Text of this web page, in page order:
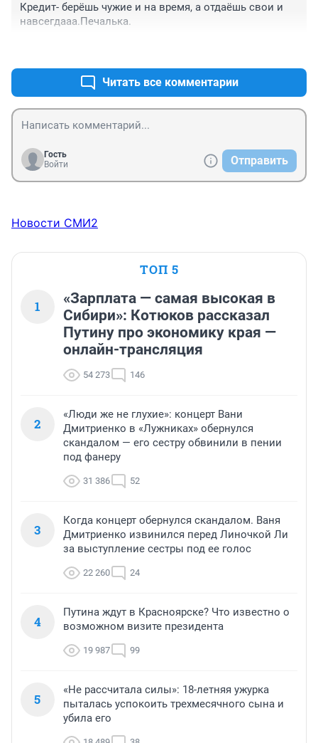
Кредит- берёшь чужие и на время, а отдаёшь свои и
навсегдааа.Печалька.
Читать все комментарии
Гость
Войти
Отправить
Новости СМИ2
ТОП 5
1
«Зарплата — самая высокая в
Сибири»: Котюков рассказал
Путину про экономику края —
онлайн-трансляция
54 273 146
2
«Люди же не глухие»: концерт Вани
Дмитриенко в «Лужниках» обернулся
скандалом — его сестру обвинили в пении
под фанеру
31 386 52
3
Когда концерт обернулся скандалом. Ваня
Дмитриенко извинился перед Линочкой Ли
за выступление сестры под ее голос
22 260 24
4
Путина ждут в Красноярске? Что известно о
возможном визите президента
19 987 99
5
«Не рассчитала силы»: 18-летняя ужурка
пыталась успокоить трехмесячного сына и
убила его